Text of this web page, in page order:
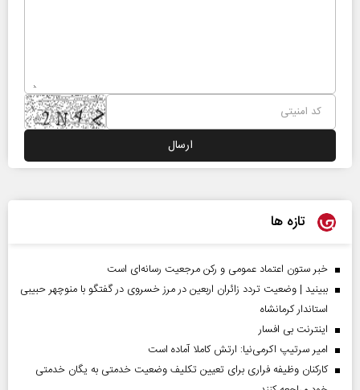
تازه ها
خبر ستون اعتماد عمومی و رکن مرجعیت رسانه‌ای است
ببینید | وضعیت تردد زائران اربعین در مرز خسروی در گفتگو با منوچهر حبیبی
استاندار کرمانشاه
اینترنت بی افسار
امیر سرتیپ اکرمی‌نیا: ارتش کاملا آماده است
کارکنان وظیفه فراری برای تعیین تکلیف وضعیت خدمتی به یگان خدمتی